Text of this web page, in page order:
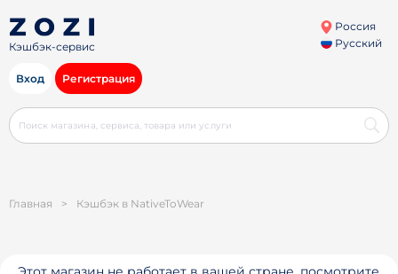
Кэшбэк-сервис
Россия
Русский
Вход Регистрация
Главная > Кэшбэк в NativeToWear